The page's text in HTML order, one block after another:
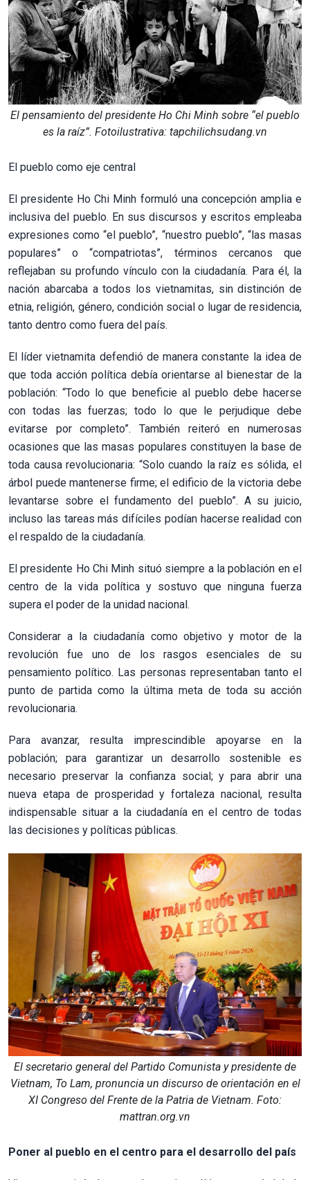
El pensamiento del presidente Ho Chi Minh sobre “el pueblo
es la raíz”. Fotoilustrativa: tapchilichsudang.vn
El pueblo como eje central
El presidente Ho Chi Minh formuló una concepción amplia e
inclusiva del pueblo. En sus discursos y escritos empleaba
expresiones como “el pueblo”, “nuestro pueblo”, “las masas
populares” o “compatriotas”, términos cercanos que
reflejaban su profundo vínculo con la ciudadanía. Para él, la
nación abarcaba a todos los vietnamitas, sin distinción de
etnia, religión, género, condición social o lugar de residencia,
tanto dentro como fuera del país.
El líder vietnamita defendió de manera constante la idea de
que toda acción política debía orientarse al bienestar de la
población: “Todo lo que beneficie al pueblo debe hacerse
con todas las fuerzas; todo lo que le perjudique debe
evitarse por completo”. También reiteró en numerosas
ocasiones que las masas populares constituyen la base de
toda causa revolucionaria: “Solo cuando la raíz es sólida, el
árbol puede mantenerse firme; el edificio de la victoria debe
levantarse sobre el fundamento del pueblo”. A su juicio,
incluso las tareas más difíciles podían hacerse realidad con
el respaldo de la ciudadanía.
El presidente Ho Chi Minh situó siempre a la población en el
centro de la vida política y sostuvo que ninguna fuerza
supera el poder de la unidad nacional.
Considerar a la ciudadanía como objetivo y motor de la
revolución fue uno de los rasgos esenciales de su
pensamiento político. Las personas representaban tanto el
punto de partida como la última meta de toda su acción
revolucionaria.
Para avanzar, resulta imprescindible apoyarse en la
población; para garantizar un desarrollo sostenible es
necesario preservar la confianza social; y para abrir una
nueva etapa de prosperidad y fortaleza nacional, resulta
indispensable situar a la ciudadanía en el centro de todas
las decisiones y políticas públicas.
El secretario general del Partido Comunista y presidente de
Vietnam, To Lam, pronuncia un discurso de orientación en el
XI Congreso del Frente de la Patria de Vietnam. Foto:
mattran.org.vn
Poner al pueblo en el centro para el desarrollo del país